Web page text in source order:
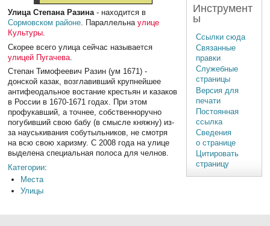
Улица Степана Разина- находится в
Сормовском районе. Параллельнаулице
Культуры.
Скорее всего улица сейчас называется
улицей Пугачева
Степан Тимофеевич Разин (ум 1671) -
донской казак, возглавивший крупнейшее
антифеодальное востание крестьян и казаков
в России в 1670-1671 годах. При этом
профукавший, а точнее, собственноручно
погубивший свою бабу (в смысле княжну) из-
за науськивания собутыльников, не смотря
на всю свою харизму. С 2008 года на улице
выделена специальная полоса для челнов.
Категории:
Места
Улицы
Инструмент
ы
Ссылки сюда
Связанные
правки
Служебные
страницы
Версия для
печати
Постоянная
ссылка
Сведения
о странице
Цитировать
страницу